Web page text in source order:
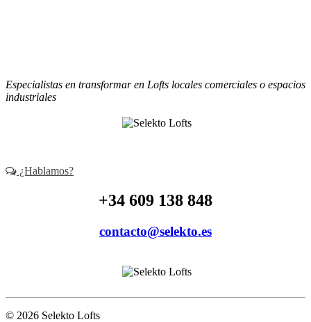
Especialistas en transformar en Lofts locales comerciales o espacios
industriales
¿Hablamos?
+34 609 138 848
contacto@selekto.es
© 2026 Selekto Lofts